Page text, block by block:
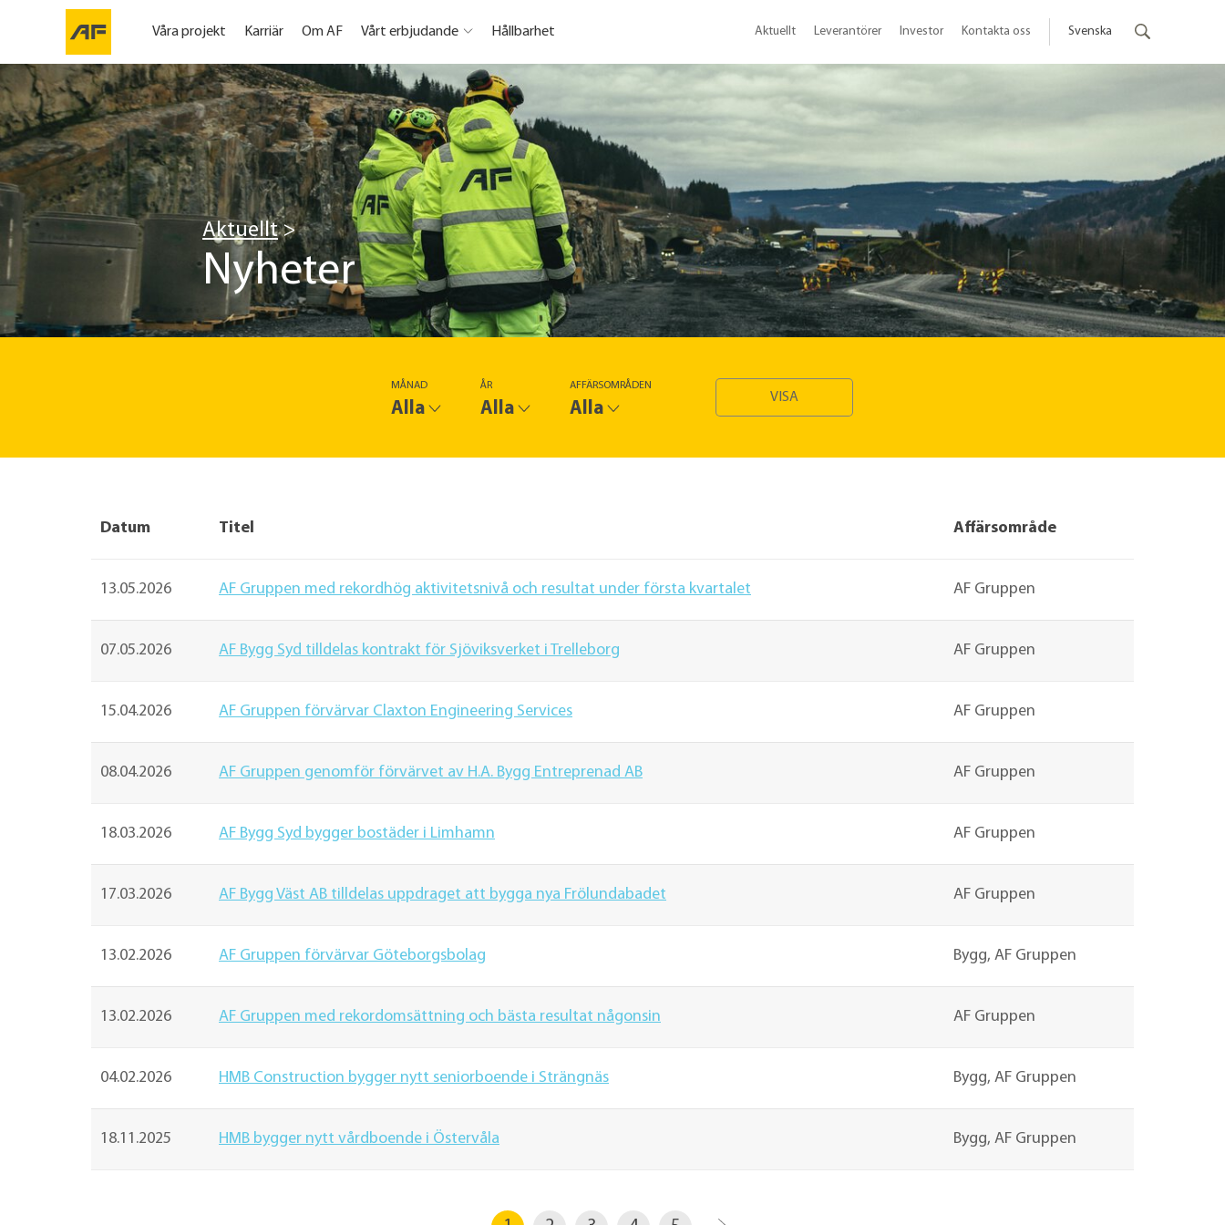
Våra projekt Karriär Om AF Vårt erbjudande Hållbarhet Aktuellt Leverantörer Investor Kontakta oss Svenska
Aktuellt
Nyheter
MÅNAD
Alla
ÅR
Alla
AFFÄRSOMRÅDEN
Alla
VISA
Datum Titel Affärsområde
13.05.2026 AF Gruppen med rekordhög aktivitetsnivå och resultat under första kvartalet AF Gruppen
07.05.2026 AF Bygg Syd tilldelas kontrakt för Sjöviksverket i Trelleborg AF Gruppen
15.04.2026 AF Gruppen förvärvar Claxton Engineering Services AF Gruppen
08.04.2026 AF Gruppen genomför förvärvet av H.A. Bygg Entreprenad AB AF Gruppen
18.03.2026 AF Bygg Syd bygger bostäder i Limhamn AF Gruppen
17.03.2026 AF Bygg Väst AB tilldelas uppdraget att bygga nya Frölundabadet AF Gruppen
13.02.2026 AF Gruppen förvärvar Göteborgsbolag Bygg, AF Gruppen
13.02.2026 AF Gruppen med rekordomsättning och bästa resultat någonsin AF Gruppen
04.02.2026 HMB Construction bygger nytt seniorboende i Strängnäs Bygg, AF Gruppen
18.11.2025 HMB bygger nytt vårdboende i Östervåla Bygg, AF Gruppen